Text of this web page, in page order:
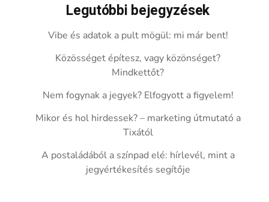
Legutóbbi bejegyzések
Vibe és adatok a pult mögül: mi már bent!
Közösséget építesz, vagy közönséget?
Mindkettőt?
Nem fogynak a jegyek? Elfogyott a figyelem!
Mikor és hol hirdessek? – marketing útmutató a
Tixától
A postaládából a színpad elé: hírlevél, mint a
jegyértékesítés segítője